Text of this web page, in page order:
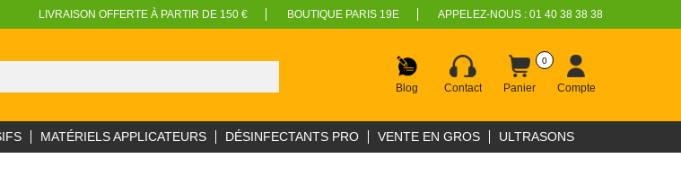
LIVRAISON OFFERTE À PARTIR DE 150 € BOUTIQUE PARIS 19E APPELEZ-NOUS : 01 40 38 38 38
Blog Contact Panier
0
Compte
MATÉRIELS APPLICATEURS DÉSINFECTANTS PRO VENTE EN GROS ULTRASONS